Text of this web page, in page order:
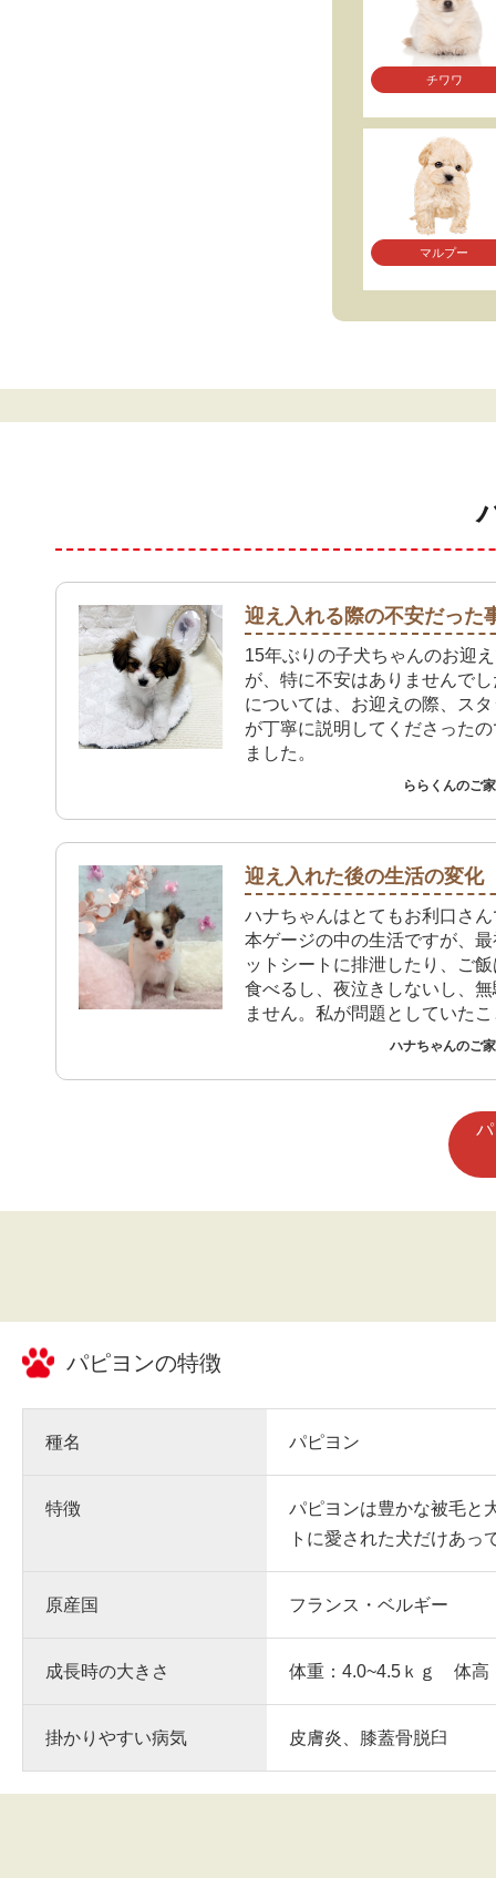
チワワ
マルプー
迎え入れる際の不安だった
15年ぶりの子犬ちゃんのお迎
が、特に不安はありませんで
については、お迎えの際、ス
が丁寧に説明してくださった
ました。
ららくんのご
迎え入れた後の生活の変化
ハナちゃんはとてもお利口さ
本ゲージの中の生活ですが、
ットシートに排泄したり、ご
食べるし、夜泣きしないし、
ません。私が問題としていた
問題もなく過ごしています。
の毛並みを撫ぜることで癒さ
ハナちゃんのご
パピヨンの特徴
種名 パピヨン
特徴
パピヨンは豊かな被毛と
トに愛された犬だけあっ
原産国 フランス・ベルギー
成長時の大きさ 体重：4.0~4.5ｋｇ 体高
掛かりやすい病気 皮膚炎、膝蓋骨脱臼